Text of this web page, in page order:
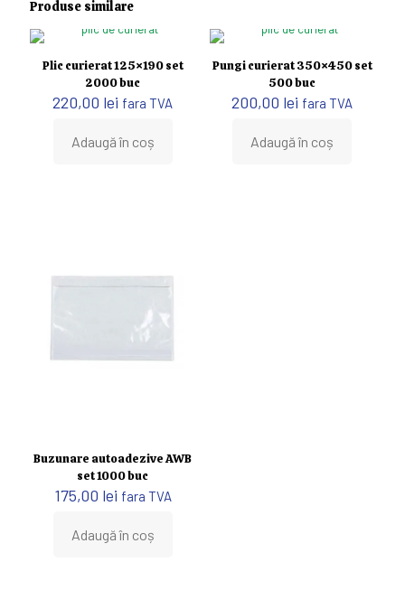
Produse similare
Plic curierat 125×190 set
2000 buc
220,00 lei fara TVA
Adaugă în coș
Pungi curierat 350×450 set
500 buc
200,00 lei fara TVA
Adaugă în coș
Buzunare autoadezive AWB
set 1000 buc
175,00 lei fara TVA
Adaugă în coș